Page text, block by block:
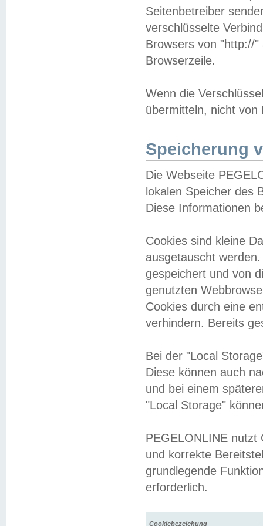
Seitenbetreiber
verschlüsselte
Browsers von "http://
Browserzeile.
Wenn die
übermitteln, nicht von
Speicherung
Die Webseite
lokalen Speicher des
Diese Informationen
Cookies sind kleine
ausgetauscht
gespeichert und von
genutzten
Cookies durch eine
verhindern. Bereits
Bei der "Local
Diese können auch
und bei einem
"Local Storage"
PEGELONLINE nutzt
und korrekte
grundlegende
erforderlich.
Cookiebezeichung